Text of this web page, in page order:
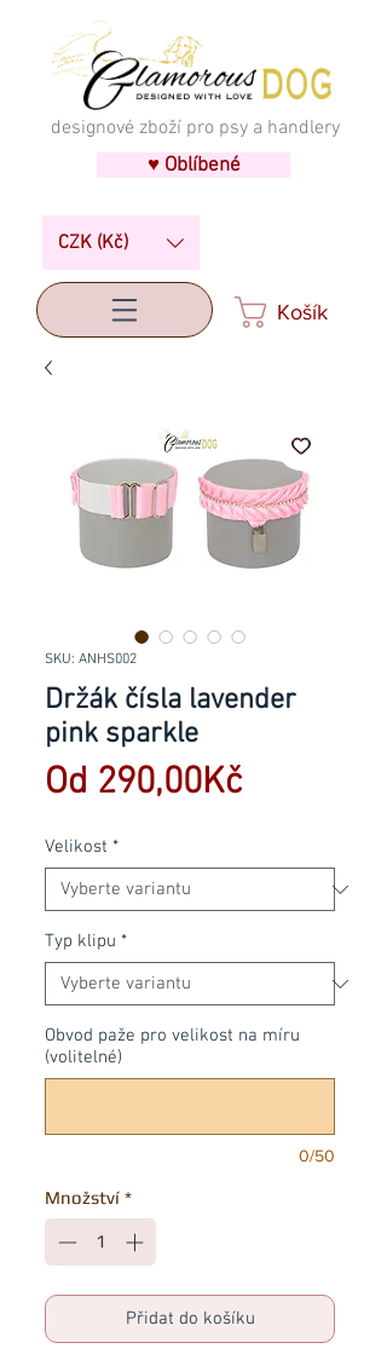
designové zboží pro psy a handlery
♥ Oblíbené
CZK (Kč)
Košík
SKU: ANHS002
Držák čísla lavender
pink sparkle
Od 290,00Kč
Velikost *
Typ klipu *
Obvod paže pro velikost na míru
(volitelné)
0/50
Množství *
Přidat do košíku